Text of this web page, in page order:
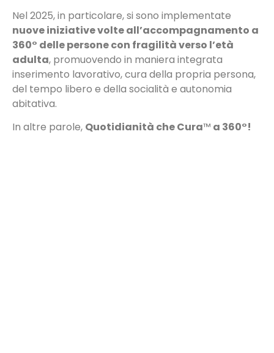
Nel 2025, in particolare, si sono implementate
nuove iniziative volte all’accompagnamento a
360° delle persone con fragilità verso l’età
adulta, promuovendo in maniera integrata
inserimento lavorativo, cura della propria persona,
del tempo libero e della socialità e autonomia
abitativa.
In altre parole, Quotidianità che Cura™ a 360°!